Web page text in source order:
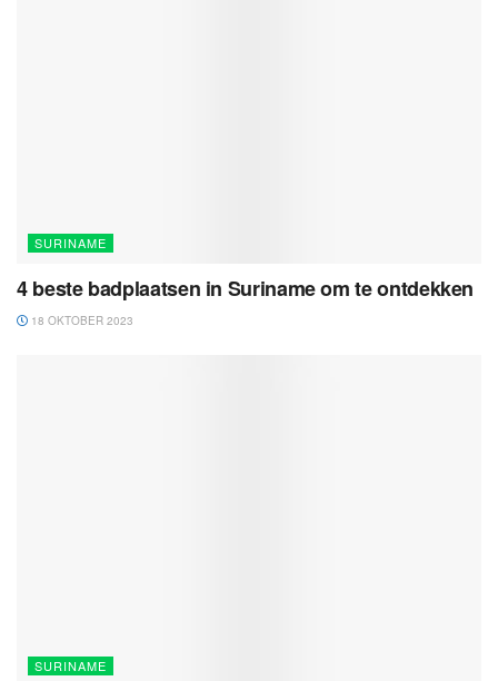
SURINAME
4 beste badplaatsen in Suriname om te ontdekken
18 OKTOBER 2023
SURINAME